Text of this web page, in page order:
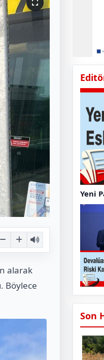
alarak
Böylece
Yeni
Son